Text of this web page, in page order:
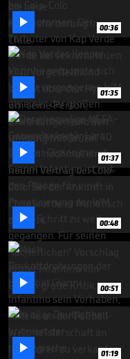
seconds
 00:36
 01:35
 01:37
 00:48
 00:51
 01:19